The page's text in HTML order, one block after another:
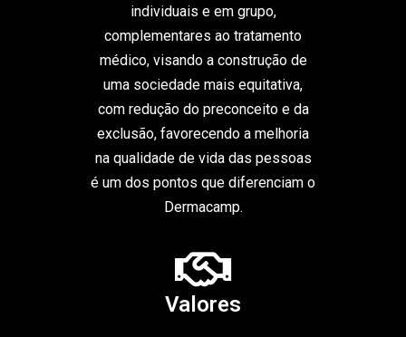
individuais e em grupo,
complementares ao tratamento
médico, visando a construção de
uma sociedade mais equitativa,
com redução do preconceito e da
exclusão, favorecendo a melhoria
na qualidade de vida das pessoas
é um dos pontos que diferenciam o
Dermacamp.
Valores